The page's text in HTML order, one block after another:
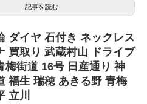
記事を読む
ダイヤ 石付き ネックレス
買取り 武蔵村山 ドライブ
梅街道 16号 日産通り 神
福生 瑞穂 あきる野 青梅
立川